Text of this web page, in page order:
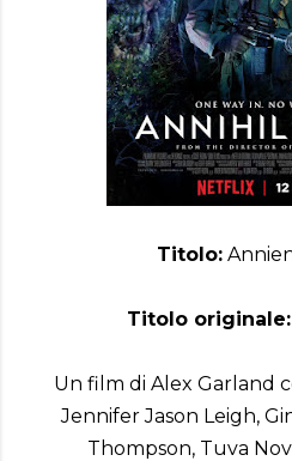
Titolo:
Titolo originale:
Un film di Alex Garland
Jennifer Jason Leigh,
Thompson, Tuva